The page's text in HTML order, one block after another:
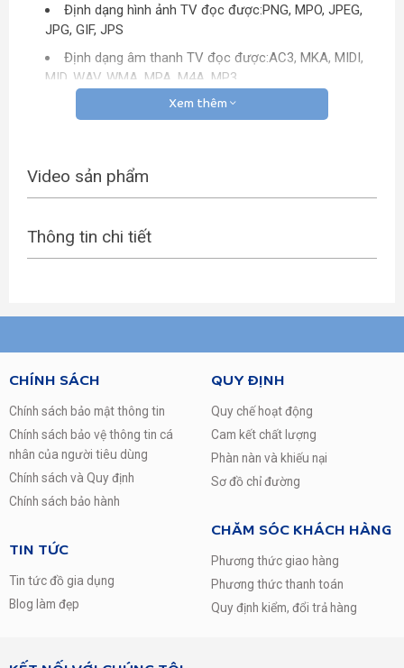
Định dạng hình ảnh TV đọc được:PNG, MPO, JPEG,
JPG, GIF, JPS
Định dạng âm thanh TV đọc được:AC3, MKA, MIDI,
MID, WAV, WMA, MPA, M4A, MP3
Tích hợp đầu thu kỹ thuật số:DVB-T2
Các ứng dụng sẵn có:Trình duyệt web, YouTube,
Các ứng dụng phổ biến có thể tải thêm:Zing TV,
Clip.vn, Nhạc của tui, Nhạc số, HDViet
Samsung Smart View
Kết nối không dây với điện thoại, máy tính
Kết nối Bàn phím, chuột:Không
Công nghệ hình ảnh, âm thanh
Công nghệ xử lý hình ảnh:Micro Dimming, PurColor
Công nghệ âm thanh:DTS Premium, Dolby Digital
Tổng công suất loa:10 W
Thông tin chung
Xem thêm
Video sản phẩm
Thông tin chi tiết
CHÍNH SÁCH
Chính sách bảo mật thông tin
Chính sách bảo vệ thông tin cá
nhân của người tiêu dùng
Chính sách và Quy định
Chính sách bảo hành
TIN TỨC
Tin tức đồ gia dụng
Blog làm đẹp
QUY ĐỊNH
Quy chế hoạt động
Cam kết chất lượng
Phàn nàn và khiếu nại
Sơ đồ chỉ đường
CHĂM SÓC KHÁCH HÀNG
Phương thức giao hàng
Phương thức thanh toán
Quy định kiểm, đổi trả hàng